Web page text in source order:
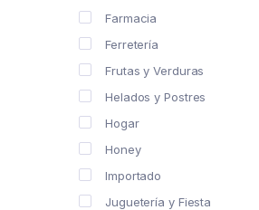
Farmacia
Ferretería
Frutas y Verduras
Helados y Postres
Hogar
Honey
Importado
Juguetería y Fiesta